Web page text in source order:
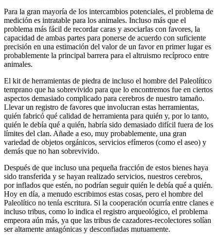
Para la gran mayoría de los intercambios potenciales, el problema de
medición es intratable para los animales. Incluso más que el
problema más fácil de recordar caras y asociarlas con favores, la
capacidad de ambas partes para ponerse de acuerdo con suficiente
precisión en una estimación del valor de un favor en primer lugar es
probablemente la principal barrera para el altruismo recíproco entre
animales.
El kit de herramientas de piedra de incluso el hombre del Paleolítico
temprano que ha sobrevivido para que lo encontremos fue en ciertos
aspectos demasiado complicado para cerebros de nuestro tamaño.
Llevar un registro de favores que involucran estas herramientas,
quién fabricó qué calidad de herramienta para quién y, por lo tanto,
quién le debía qué a quién, habría sido demasiado difícil fuera de los
límites del clan. Añade a eso, muy probablemente, una gran
variedad de objetos orgánicos, servicios efímeros (como el aseo) y
demás que no han sobrevivido.
Después de que incluso una pequeña fracción de estos bienes haya
sido transferida y se hayan realizado servicios, nuestros cerebros,
por inflados que estén, no podrían seguir quién le debía qué a quién.
Hoy en día, a menudo escribimos estas cosas, pero el hombre del
Paleolítico no tenía escritura. Si la cooperación ocurría entre clanes e
incluso tribus, como lo indica el registro arqueológico, el problema
empeora aún más, ya que las tribus de cazadores-recolectores solían
ser altamente antagónicas y desconfiadas mutuamente.